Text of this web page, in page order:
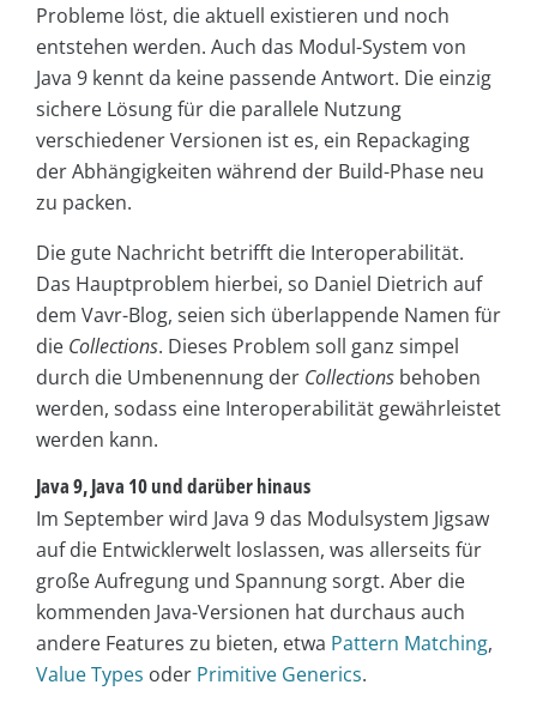
Probleme löst, die aktuell existieren und noch
entstehen werden. Auch das Modul-System von
Java 9 kennt da keine passende Antwort. Die einzig
sichere Lösung für die parallele Nutzung
verschiedener Versionen ist es, ein Repackaging
der Abhängigkeiten während der Build-Phase neu
zu packen.
Die gute Nachricht betrifft die Interoperabilität.
Das Hauptproblem hierbei, so Daniel Dietrich auf
dem Vavr-Blog, seien sich überlappende Namen für
die Collections. Dieses Problem soll ganz simpel
durch die Umbenennung der Collections behoben
werden, sodass eine Interoperabilität gewährleistet
werden kann.
Java 9, Java 10 und darüber hinaus
Im September wird Java 9 das Modulsystem Jigsaw
auf die Entwicklerwelt loslassen, was allerseits für
große Aufregung und Spannung sorgt. Aber die
kommenden Java-Versionen hat durchaus auch
andere Features zu bieten, etwa Pattern Matching,
Value Types oder Primitive Generics.